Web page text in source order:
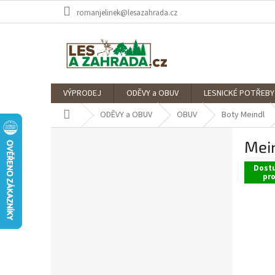
romanjelinek@lesazahrada.cz
VÝPRODEJ ODĚVY a OBUV LESNICKÉ POTŘEBY
Domů ODĚVY a OBUV OBUV Boty Meindl